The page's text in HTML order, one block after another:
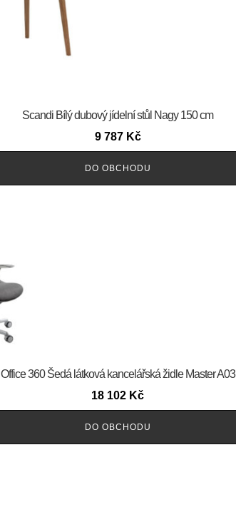
Scandi Bílý dubový jídelní stůl Nagy 150 cm
9 787 Kč
DO OBCHODU
Office 360 Šedá látková kancelářská židle Master A03
18 102 Kč
DO OBCHODU